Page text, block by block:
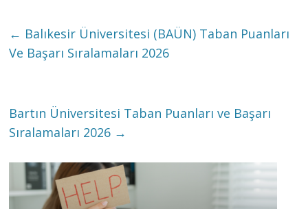
← Balıkesir Üniversitesi (BAÜN) Taban Puanları
Ve Başarı Sıralamaları 2026
Bartın Üniversitesi Taban Puanları ve Başarı
Sıralamaları 2026 →